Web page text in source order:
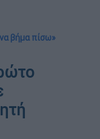
βήμα πίσω»